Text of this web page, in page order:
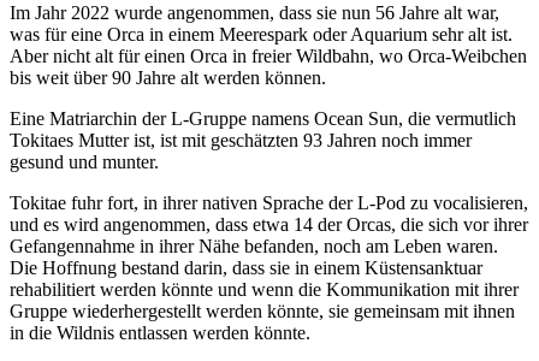
Im Jahr 2022 wurde angenommen, dass sie nun 56 Jahre alt war,
was für eine Orca in einem Meerespark oder Aquarium sehr alt ist.
Aber nicht alt für einen Orca in freier Wildbahn, wo Orca-Weibchen
bis weit über 90 Jahre alt werden können.
Eine Matriarchin der L-Gruppe namens Ocean Sun, die vermutlich
Tokitaes Mutter ist, ist mit geschätzten 93 Jahren noch immer
gesund und munter.
Tokitae fuhr fort, in ihrer nativen Sprache der L-Pod zu vocalisieren,
und es wird angenommen, dass etwa 14 der Orcas, die sich vor ihrer
Gefangennahme in ihrer Nähe befanden, noch am Leben waren.
Die Hoffnung bestand darin, dass sie in einem Küstensanktuar
rehabilitiert werden könnte und wenn die Kommunikation mit ihrer
Gruppe wiederhergestellt werden könnte, sie gemeinsam mit ihnen
in die Wildnis entlassen werden könnte.